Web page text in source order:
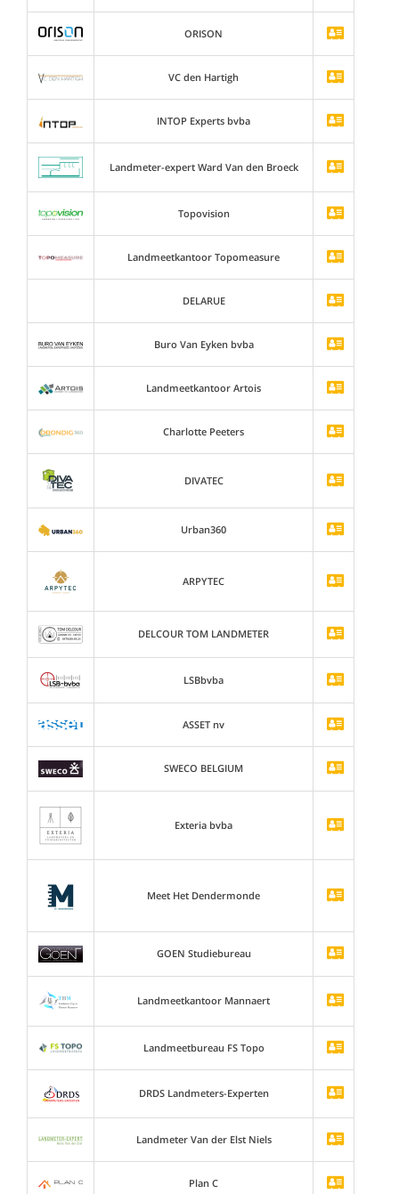
ORISON
VC den Hartigh
INTOP Experts bvba
Landmeter-expert Ward Van den Broeck
Topovision
Landmeetkantoor Topomeasure
DELARUE
Buro Van Eyken bvba
Landmeetkantoor Artois
Charlotte Peeters
DIVATEC
Urban360
ARPYTEC
DELCOUR TOM LANDMETER
LSBbvba
ASSET nv
SWECO BELGIUM
Exteria bvba
Meet Het Dendermonde
GOEN Studiebureau
Landmeetkantoor Mannaert
Landmeetbureau FS Topo
DRDS Landmeters-Experten
Landmeter Van der Elst Niels
Plan C